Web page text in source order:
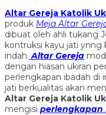
Altar Gereja Katolik
produk Meja Altar
dibuat oleh ahli tukang
kontruksi kayu jati ynng
indah. Altar Gereja
dengan hiasan ukiran
perlengkapan ibadah di
jati berkualitas akan
Altar Gereja Katolik
mengisi perlengkapan